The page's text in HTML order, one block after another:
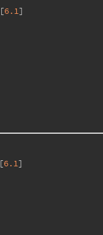
[6.1]
[6.1]